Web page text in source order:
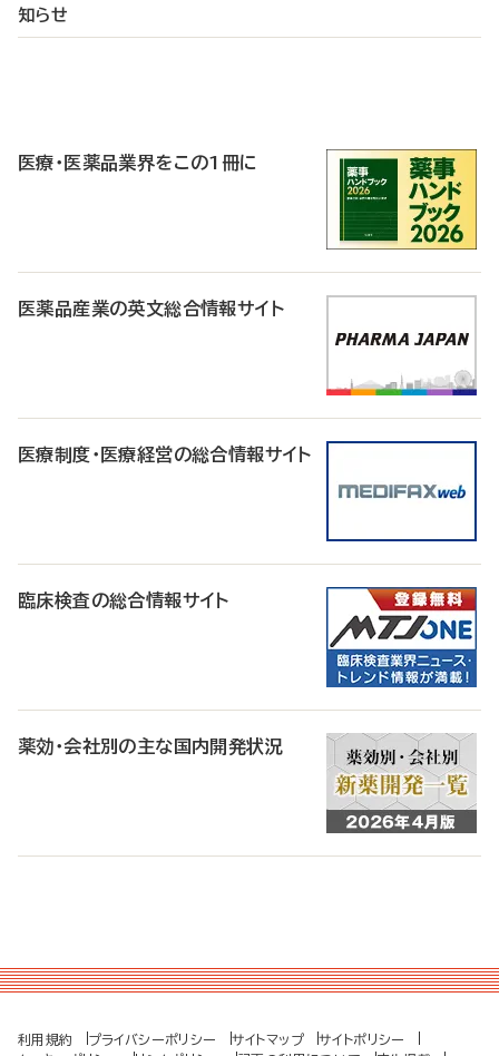
知らせ
医療・医薬品業界をこの1冊に
医薬品産業の英文総合情報サイト
医療制度・医療経営の総合情報サイト
臨床検査の総合情報サイト
薬効・会社別の主な国内開発状況
利用規約 プライバシーポリシー サイトマップ
サイトポリシー